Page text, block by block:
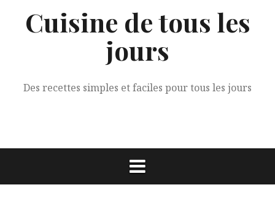
Cuisine de tous les
jours
Des recettes simples et faciles pour tous les jours